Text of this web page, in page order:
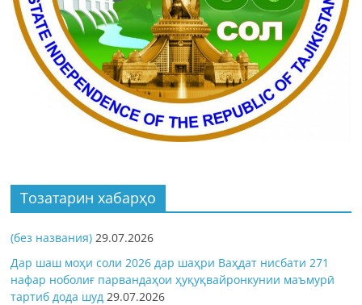
Тозатарин хабарҳо
(без названия) 29.07.2026
Дар шаш моҳи соли 2026 дар шаҳри Ваҳдат нисбати 271
нафар ноболиғ парвандаҳои ҳуқуқвайронкунии маъмурӣ
тартиб дода шуд 29.07.2026